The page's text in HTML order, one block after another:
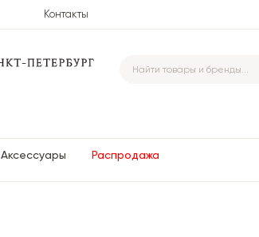
Контакты
Аксессуары Распродажа